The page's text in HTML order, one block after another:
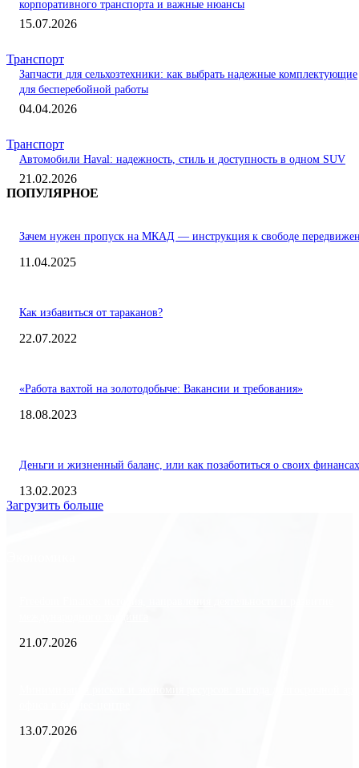
корпоративного транспорта и важные нюансы
15.07.2026
Транспорт
Запчасти для сельхозтехники: как выбрать надежные комплектующие
для бесперебойной работы
04.04.2026
Транспорт
Автомобили Haval: надежность, стиль и доступность в одном SUV
21.02.2026
ПОПУЛЯРНОЕ
Зачем нужен пропуск на МКАД — инструкция к свободе
11.04.2025
Как избавиться от тараканов?
22.07.2022
«Работа вахтой на золотодобыче: Вакансии и требования»
18.08.2023
Деньги и жизненный баланс, или как позаботиться о своих финансах
13.02.2023
Загрузить больше
21.07.2026
13.07.2026